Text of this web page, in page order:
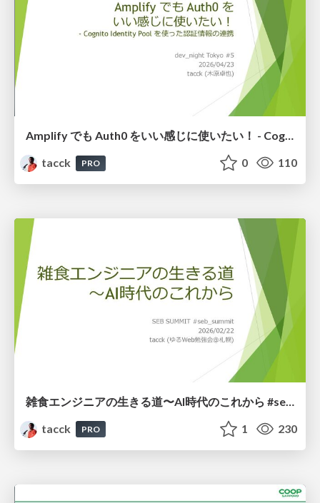
Amplify でも Auth0 をいい感じに使いたい！ - Cognito Identity Pool を使った認証情報の連携 #auth0
tacck
PRO 0 110
tacck
PRO 1 230